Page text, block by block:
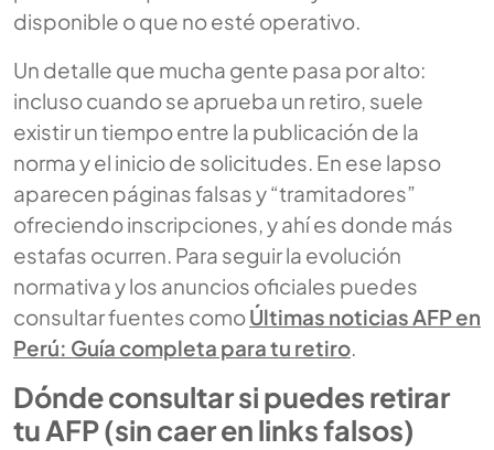
disponible o que no esté operativo.
Un detalle que mucha gente pasa por alto:
incluso cuando se aprueba un retiro, suele
existir un tiempo entre la publicación de la
norma y el inicio de solicitudes. En ese lapso
aparecen páginas falsas y “tramitadores”
ofreciendo inscripciones, y ahí es donde más
estafas ocurren. Para seguir la evolución
normativa y los anuncios oficiales puedes
consultar fuentes comoÚltimas noticias AFP en
Perú: Guía completa para tu retiro
Dónde consultar si puedes retirar
tu AFP (sin caer en links falsos)